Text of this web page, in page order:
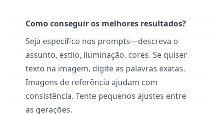
Como conseguir os melhores resultados?
Seja específico nos prompts—descreva o
assunto, estilo, iluminação, cores. Se quiser
texto na imagem, digite as palavras exatas.
Imagens de referência ajudam com
consistência. Tente pequenos ajustes entre
as gerações.